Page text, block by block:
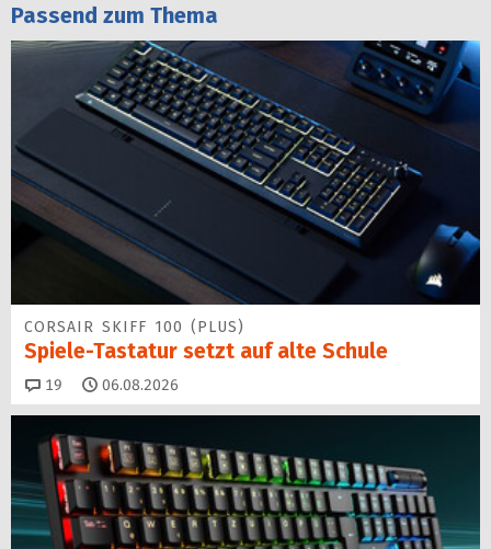
Passend zum Thema
CORSAIR SKIFF 100 (PLUS)
Spiele-Tastatur setzt auf alte Schule
19 Kommentare
06.08.2026